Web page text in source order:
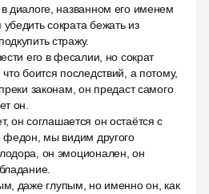
диалоге, названном его именем
сократа бежать из
стражу.
его в фесалии, но сократ
боится последствий, а потому,
законам, он предаст самого
он.
он соглашается он остаётся с
федон, мы видим другого
он эмоционален, он
даже глупым, но именно он, как